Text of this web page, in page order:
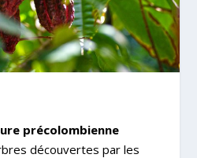
précolombienne
découvertes par les